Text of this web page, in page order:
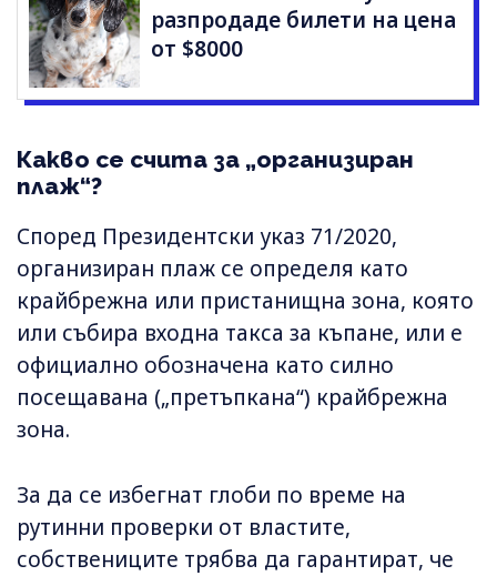
разпродаде билети на цена
от $8000
Какво се счита за „организиран
плаж“?
Според Президентски указ 71/2020,
организиран плаж се определя като
крайбрежна или пристанищна зона, която
или събира входна такса за къпане, или е
официално обозначена като силно
посещавана („претъпкана“) крайбрежна
зона.
За да се избегнат глоби по време на
рутинни проверки от властите,
собствениците трябва да гарантират, че